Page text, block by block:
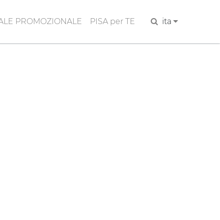
PROMOZIONALE PISA per TE Cerca ita